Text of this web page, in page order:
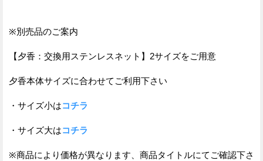
※別売品のご案内
【夕香：交換用ステンレスネット】2サイズをご用意
夕香本体サイズに合わせてご利用下さい
・サイズ小はコチラ
・サイズ大はコチラ
※商品により価格が異なります、商品タイトルにてご確認下さ